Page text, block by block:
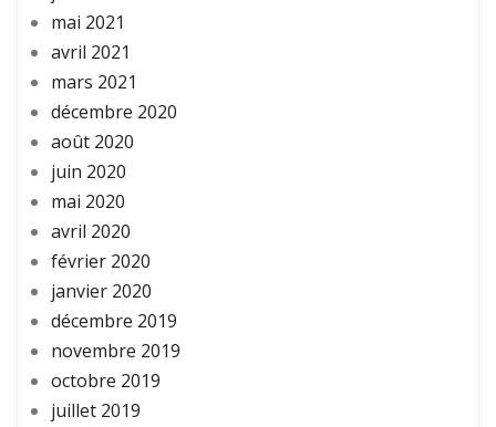
mai 2021
avril 2021
mars 2021
décembre 2020
août 2020
juin 2020
mai 2020
avril 2020
février 2020
janvier 2020
décembre 2019
novembre 2019
octobre 2019
juillet 2019